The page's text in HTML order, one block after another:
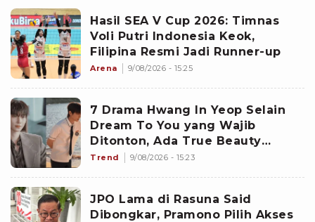
Hasil SEA V Cup 2026: Timnas
Voli Putri Indonesia Keok,
Filipina Resmi Jadi Runner-up
Arena 9/08/2026 - 15:25
7 Drama Hwang In Yeop Selain
Dream To You yang Wajib
Ditonton, Ada True Beauty
hingga Family by Choice
Trend 9/08/2026 - 15:23
JPO Lama di Rasuna Said
Dibongkar, Pramono Pilih Akses